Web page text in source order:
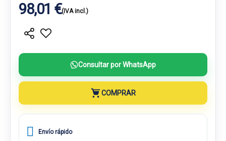
98,01 €(IVA incl.)
Consultar por WhatsApp
COMPRAR
Envío rápido